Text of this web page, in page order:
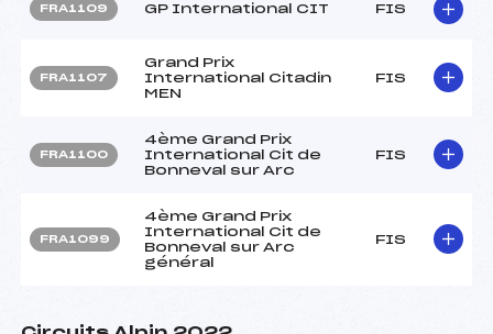
FRA1109 GP International CIT FIS
FRA1107
Grand Prix
International Citadin
MEN
FIS
FRA1100
4ème Grand Prix
International Cit de
Bonneval sur Arc
FIS
FRA1099
4ème Grand Prix
International Cit de
Bonneval sur Arc
général
FIS